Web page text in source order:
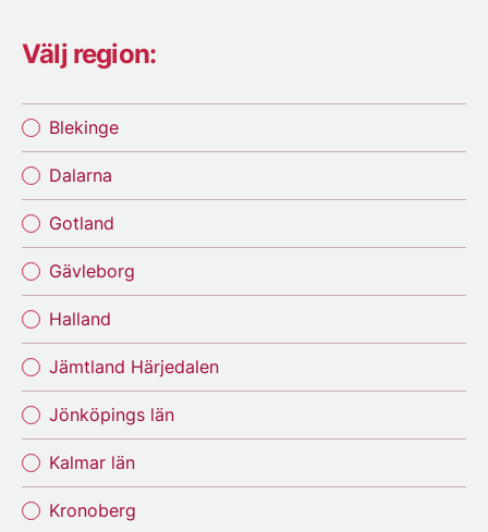
Välj region:
Blekinge
Dalarna
Gotland
Gävleborg
Halland
Jämtland Härjedalen
Jönköpings län
Kalmar län
Kronoberg